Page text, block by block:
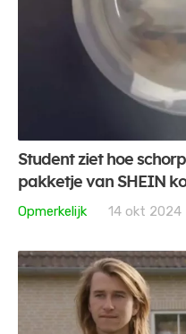
Student ziet hoe
pakketje van SHEIN
Opmerkelijk
14 okt 2024